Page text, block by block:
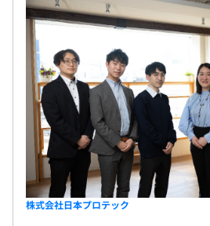
内訳：設計・開発6割、保守・運
■プロジェクトに関して：規模と
3～4カ月のプロジェクトが多く、
こなうこともあります。
株式会社日本プロテック